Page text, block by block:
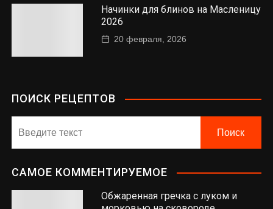
Начинки для блинов на Масленицу
2026
20 февраля, 2026
ПОИСК РЕЦЕПТОВ
САМОЕ КОММЕНТИРУЕМОЕ
Обжаренная гречка с луком и